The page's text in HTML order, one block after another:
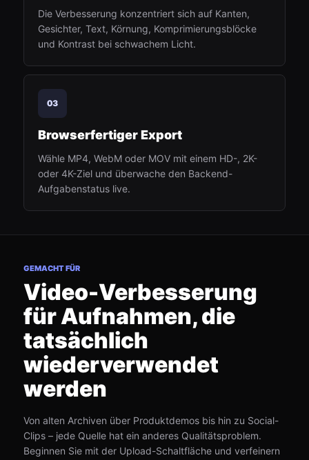
Die Verbesserung konzentriert sich auf Kanten,
Gesichter, Text, Körnung, Komprimierungsblöcke
und Kontrast bei schwachem Licht.
03
Browserfertiger Export
Wähle MP4, WebM oder MOV mit einem HD-, 2K-
oder 4K-Ziel und überwache den Backend-
Aufgabenstatus live.
GEMACHT FÜR
Video-Verbesserung
für Aufnahmen, die
tatsächlich
wiederverwendet
werden
Von alten Archiven über Produktdemos bis hin zu Social-
Clips – jede Quelle hat ein anderes Qualitätsproblem.
Beginnen Sie mit der Upload-Schaltfläche und verfeinern